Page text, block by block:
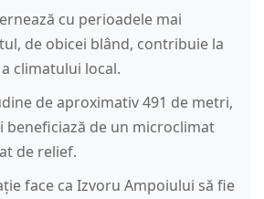
cu perioadele mai
de obicei blând, contribuie la
climatului local.
de aproximativ 491 de metri,
beneficiază de un microclimat
de relief.
face ca Izvoru Ampoiului să fie